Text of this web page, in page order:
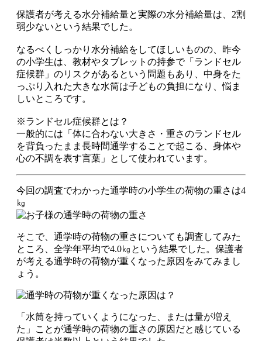
保護者が考える水分補給量と実際の水分補給量は、2割
弱少ないという結果でした。
なるべくしっかり水分補給をしてほしいものの、昨今
の小学生は、教材やタブレットの持参で「ランドセル
症候群」のリスクがあるという問題もあり、中身をた
っぷり入れた大きな水筒は子どもの負担になり、悩ま
しいところです。
※ランドセル症候群とは？
一般的には「体に合わない大きさ・重さのランドセル
を背負ったまま長時間通学することで起こる、身体や
心の不調を表す言葉」として使われています。
今回の調査でわかった通学時の小学生の荷物の重さは4
㎏
そこで、通学時の荷物の重さについても調査してみた
ところ、全学年平均で4.0㎏という結果でした。保護者
が考える通学時の荷物が重くなった原因をみてみまし
ょう。
「水筒を持っていくようになった、または量が増え
た」ことが通学時の荷物の重さの原因だと感じている